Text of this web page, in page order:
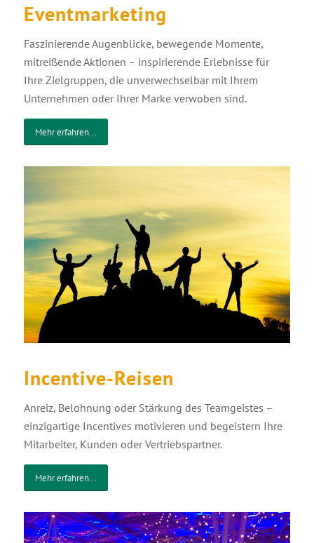
Eventmarketing
Faszinierende Augenblicke, bewegende Momente,
mitreißende Aktionen – inspirierende Erlebnisse für
Ihre Zielgruppen, die unverwechselbar mit Ihrem
Unternehmen oder Ihrer Marke verwoben sind.
Mehr erfahren...
Incentive-Reisen
Anreiz, Belohnung oder Stärkung des Teamgeistes –
einzigartige Incentives motivieren und begeistern Ihre
Mitarbeiter, Kunden oder Vertriebspartner.
Mehr erfahren...